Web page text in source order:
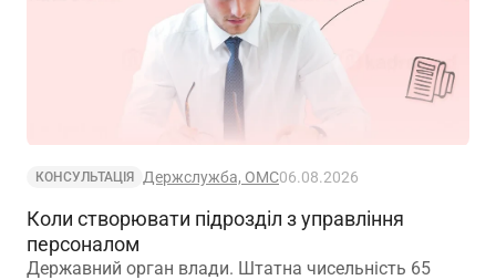
КОНСУЛЬТАЦІЯ Держслужба, ОМС06.08.2026
Коли створювати підрозділ з управління
персоналом
Державний орган влади. Штатна чисельність 65